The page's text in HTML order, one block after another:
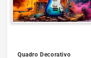
Quadro Decorativo